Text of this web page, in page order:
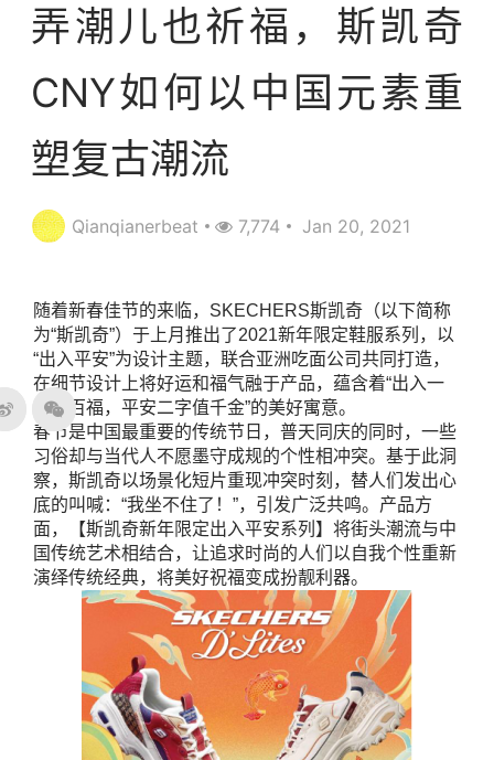
弄潮儿也祈福，斯凯奇
CNY如何以中国元素重
塑复古潮流
Qianqianerbeat 7,774 Jan 20, 2021
随着新春佳节的来临，SKECHERS斯凯奇（以下简称
为“斯凯奇”）于上月推出了2021新年限定鞋服系列，以
“出入平安”为设计主题，联合亚洲吃面公司共同打造，
在细节设计上将好运和福气融于产品，蕴含着“出入一
门有百福，平安二字值千金”的美好寓意。
春节是中国最重要的传统节日，普天同庆的同时，一些
习俗却与当代人不愿墨守成规的个性相冲突。基于此洞
察，斯凯奇以场景化短片重现冲突时刻，替人们发出心
底的叫喊：“我坐不住了！”，引发广泛共鸣。产品方
面，【斯凯奇新年限定出入平安系列】将街头潮流与中
国传统艺术相结合，让追求时尚的人们以自我个性重新
演绎传统经典，将美好祝福变成扮靓利器。